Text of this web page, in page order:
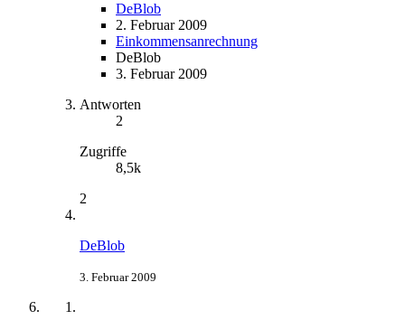
DeBlob
2. Februar 2009
Einkommensanrechnung
DeBlob
3. Februar 2009
Antworten
2
Zugriffe
8,5k
2
DeBlob
3. Februar 2009